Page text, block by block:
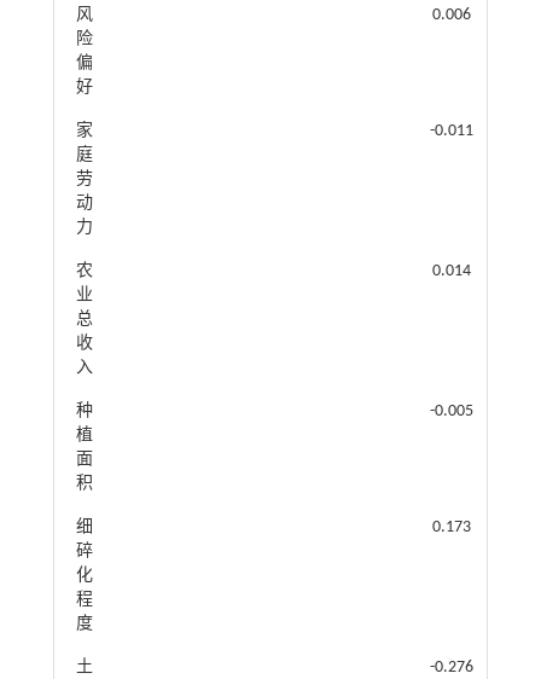
风
险
偏
好
0.006（0.063
家
庭
劳
动
力
-0.011（0.056
农
业
总
收
入
0.014（0.020
种
植
面
积
-0.005（0.026
细
碎
化
程
度
0.173（0.179
土
-0.276（0.205